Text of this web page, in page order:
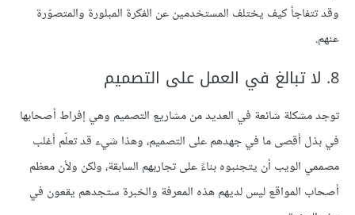
وقد تتفاجأ كيف يختلف المستخدمين عن الفكرة المبلورة والمتصوّرة
عنهم.
8. لا تبالغ في العمل على التصميم
توجد مشكلة شائعة في العديد من مشاريع التصميم وهي إفراط أصحابها
في بذل أقصى ما في جهدهم على التصميم، وهذا شيء قد تعلّم أغلب
مصممي الويب أن يتجنبوه بناءً على تجاربهم السابقة، ولكن ولأن معظم
أصحاب المواقع ليس لديهم هذه المعرفة والخبرة ستجدهم يقعون في